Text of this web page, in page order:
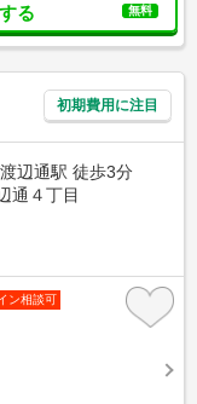
る 無料
初期費用に注目
辺通駅 徒歩3分
通４丁目
ン相談可